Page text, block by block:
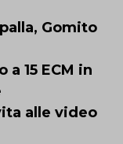
Gomito
15 ECM in
alle video